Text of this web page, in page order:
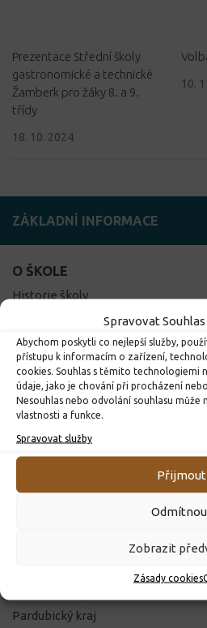
Spravovat
Abychom poskytli co nejlepší služby,
přístupu k informacím o zařízení,
cookies. Souhlas s těmito technologiemi
údaje, jako je chování při procházení
Nesouhlas nebo odvolání souhlasu
vlastnosti a funkce.
Spravovat služby
Přijmout
Zobrazit
Zásady cookies
Prezentace Střední školy
gastronomické a technické
Žamberk pro žáky 8. a 9.
třídy
18. 10. 2024
10.
ZÁKLADNÍ INFORMACE
O ŠKOLE
Historie školy
Pedagogický sbor
Školní řád
Prohlídka školy
Tělocvična
Projekty školy
Školní e-mail
Žákovská knížka
Školská rada
Pardubický kraj